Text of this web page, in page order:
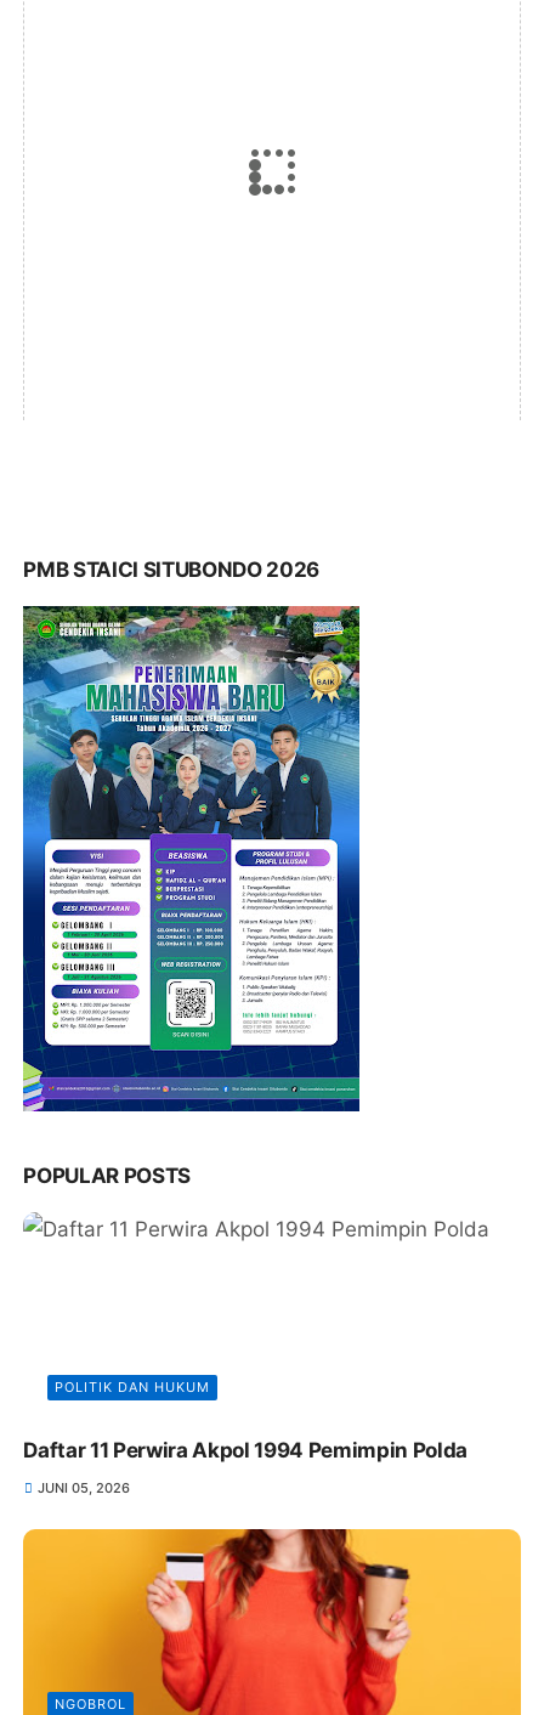
PMB STAICI SITUBONDO 2026
POPULAR POSTS
POLITIK DAN HUKUM
Daftar 11 Perwira Akpol 1994 Pemimpin Polda
JUNI 05, 2026
NGOBROL